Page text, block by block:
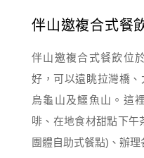
伴山邀複合式餐
伴山邀複合式餐飲位
好，可以遠眺拉灣橋
烏龜山及鱷魚山。這
啡、在地食材甜點下午
團體自助式餐點)、辦理